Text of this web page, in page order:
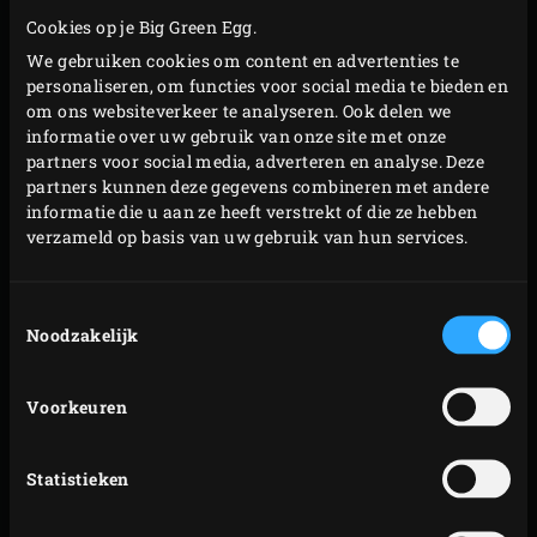
Cookies op je Big Green Egg.
We gebruiken cookies om content en advertenties te
personaliseren, om functies voor social media te bieden en
om ons websiteverkeer te analyseren. Ook delen we
informatie over uw gebruik van onze site met onze
partners voor social media, adverteren en analyse. Deze
partners kunnen deze gegevens combineren met andere
informatie die u aan ze heeft verstrekt of die ze hebben
verzameld op basis van uw gebruik van hun services.
Noodzakelijk
Voorkeuren
Statistieken
Oven. Schenk zoveel heet water in de Dutch Oven
dat de groenten onderstaan. Plaats de Dutch Oven
op het rooster, sluit de deksel van de EGG en laat
ongeveer 3 uur zachtjes koken.
Neem de Dutch Oven uit de EGG en schenk de
inhoud door een fijne zeef in een pan of
hittebestendige kom. Druk met een pollepel het
schenk het vocht in de Dutch Oven. Plaats de Dutch
Oven weer op het rooster, sluit de deksel van de EGG
jus.
smaak met peper en zout en schenk de gewenste